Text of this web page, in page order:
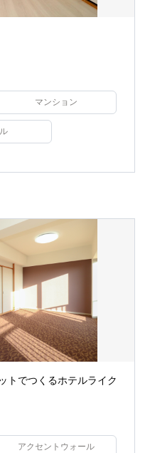
マンション
トでつくるホテルライク
アクセントウォール